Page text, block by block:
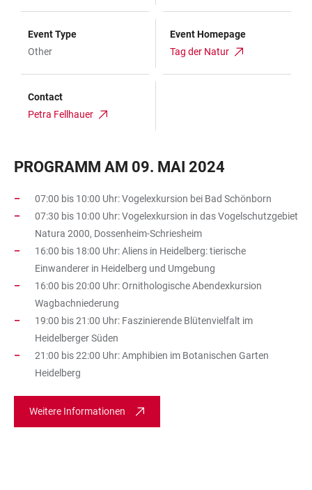
Event Type
Other
Event Homepage
Tag der Natur
Contact
Petra Fellhauer
PROGRAMM AM 09. MAI 2024
07:00 bis 10:00 Uhr: Vogelexkursion bei Bad Schönborn
07:30 bis 10:00 Uhr: Vogelexkursion in das Vogelschutzgebiet
Natura 2000, Dossenheim-Schriesheim
16:00 bis 18:00 Uhr: Aliens in Heidelberg: tierische
Einwanderer in Heidelberg und Umgebung
16:00 bis 20:00 Uhr: Ornithologische Abendexkursion
Wagbachniederung
19:00 bis 21:00 Uhr: Faszinierende Blütenvielfalt im
Heidelberger Süden
21:00 bis 22:00 Uhr: Amphibien im Botanischen Garten
Heidelberg
Weitere Informationen